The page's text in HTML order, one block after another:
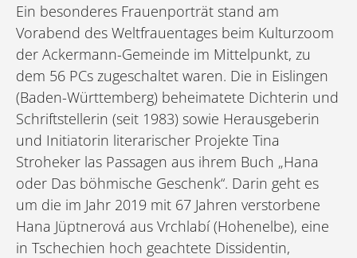
Ein besonderes Frauenporträt stand am
Vorabend des Weltfrauentages beim Kulturzoom
der Ackermann-Gemeinde im Mittelpunkt, zu
dem 56 PCs zugeschaltet waren. Die in Eislingen
(Baden-Württemberg) beheimatete Dichterin und
Schriftstellerin (seit 1983) sowie Herausgeberin
und Initiatorin literarischer Projekte Tina
Stroheker las Passagen aus ihrem Buch „Hana
oder Das böhmische Geschenk“. Darin geht es
um die im Jahr 2019 mit 67 Jahren verstorbene
Hana Jüptnerová aus Vrchlabí (Hohenelbe), eine
in Tschechien hoch geachtete Dissidentin,